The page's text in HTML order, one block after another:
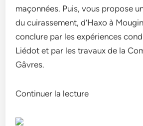
maçonnées. Puis, vous propose
du cuirassement, d’Haxo à
conclure par les expériences
Liédot et par les travaux de la
Gâvres.
Continuer la lecture